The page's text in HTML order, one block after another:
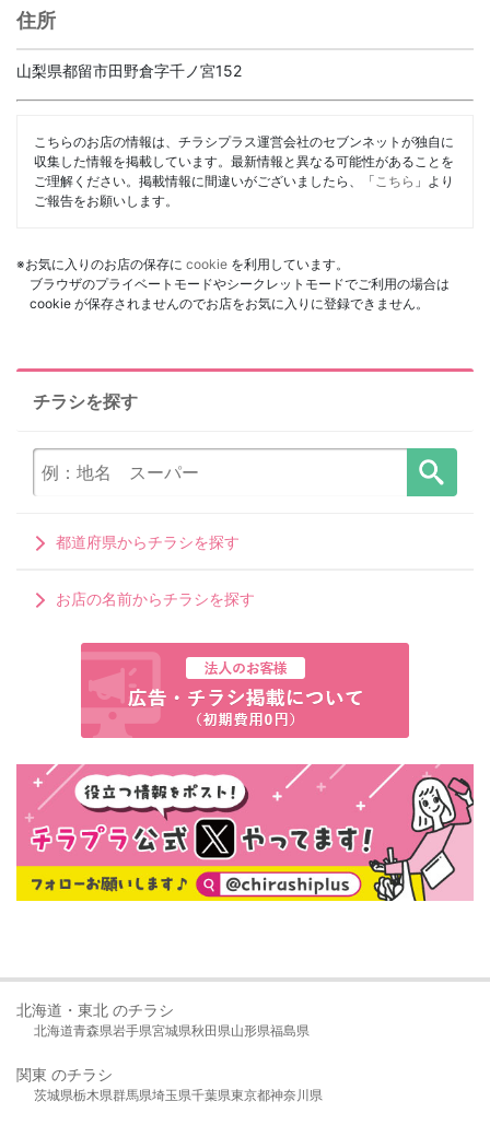
住所
山梨県都留市田野倉字千ノ宮152
こちらのお店の情報は、チラシプラス運営会社のセブンネットが独自に
収集した情報を掲載しています。最新情報と異なる可能性があることを
ご理解ください。掲載情報に間違いがございましたら、「 こちら 」より
ご報告をお願いします。
※お気に入りのお店の保存に cookie を利用しています。
ブラウザのプライベートモードやシークレットモードでご利用の場合は
cookie が保存されませんのでお店をお気に入りに登録できません。
チラシを探す
都道府県からチラシを探す
お店の名前からチラシを探す
北海道・東北 のチラシ
北海道青森県岩手県宮城県秋田県山形県福島県
関東 のチラシ
茨城県栃木県群馬県埼玉県千葉県東京都神奈川県